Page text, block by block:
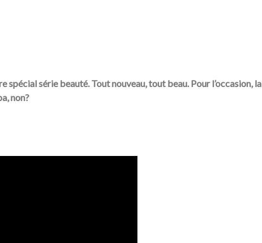
spécial série beauté. Tout nouveau, tout beau. Pour l’occasion, la
non?